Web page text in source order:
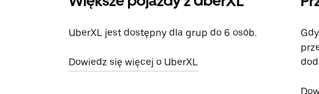
UberXL jest dostępny dla grup do 6 osób.
Dowiedz się więcej o UberXL